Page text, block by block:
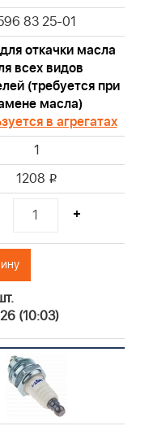
Briggs & Stratton
Briggs & Stratton
Briggs & Stratton
Briggs & Stratton
Briggs & Stratton
Briggs & Stratton
Briggs & Stratton
Briggs & Stratton
Briggs & Stratton
Briggs & Stratton
Briggs & Stratton
Briggs & Stratton
Briggs & Stratton
Briggs & Stratton
Briggs & Stratton
Briggs & Stratton
Briggs & Stratton
83 25-01
откачки масла
всех видов
(требуется при
масла)
в агрегатах
1
1208 i
+
(10:03)